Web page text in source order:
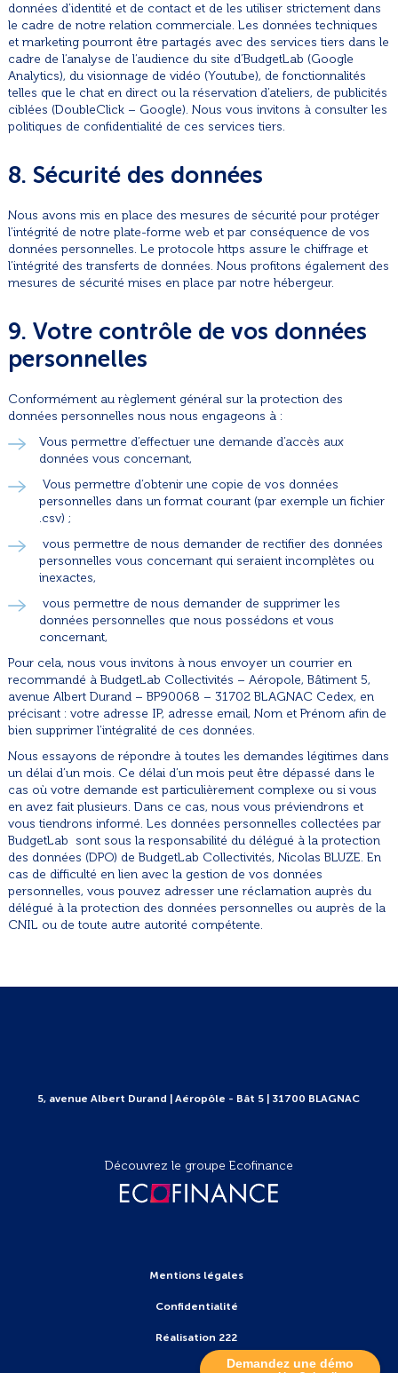
Demandez une démo
données d’identité et de contact et de les utiliser strictement dans
le cadre de notre relation commerciale. Les données techniques
et marketing pourront être partagés avec des services tiers dans le
cadre de l’analyse de l’audience du site d’BudgetLab (Google
Analytics), du visionnage de vidéo (Youtube), de fonctionnalités
telles que le chat en direct ou la réservation d’ateliers, de publicités
ciblées (DoubleClick – Google). Nous vous invitons à consulter les
politiques de confidentialité de ces services tiers.
8. Sécurité des données
Nous avons mis en place des mesures de sécurité pour protéger
l’intégrité de notre plate-forme web et par conséquence de vos
données personnelles. Le protocole https assure le chiffrage et
l’intégrité des transferts de données. Nous profitons également des
mesures de sécurité mises en place par notre hébergeur.
9. Votre contrôle de vos données
personnelles
Conformément au règlement général sur la protection des
données personnelles nous nous engageons à :
Vous permettre d’effectuer une demande d’accès aux
données vous concernant,
Vous permettre d’obtenir une copie de vos données
personnelles dans un format courant (par exemple un fichier
.csv) ;
vous permettre de nous demander de rectifier des données
personnelles vous concernant qui seraient incomplètes ou
inexactes,
vous permettre de nous demander de supprimer les
données personnelles que nous possédons et vous
concernant,
Pour cela, nous vous invitons à nous envoyer un courrier en
recommandé à BudgetLab Collectivités – Aéropole, Bâtiment 5,
avenue Albert Durand – BP90068 – 31702 BLAGNAC Cedex, en
précisant : votre adresse IP, adresse email, Nom et Prénom afin de
bien supprimer l’intégralité de ces données.
Nous essayons de répondre à toutes les demandes légitimes dans
un délai d’un mois. Ce délai d’un mois peut être dépassé dans le
cas où votre demande est particulièrement complexe ou si vous
en avez fait plusieurs. Dans ce cas, nous vous préviendrons et
vous tiendrons informé. Les données personnelles collectées par
BudgetLab sont sous la responsabilité du délégué à la protection
des données (DPO) de BudgetLab Collectivités, Nicolas BLUZE. En
cas de difficulté en lien avec la gestion de vos données
personnelles, vous pouvez adresser une réclamation auprès du
délégué à la protection des données personnelles ou auprès de la
CNIL ou de toute autre autorité compétente.
5, avenue Albert Durand | Aéropôle - Bât 5 | 31700 BLAGNAC
Découvrez le groupe Ecofinance
Mentions légales
Confidentialité
Réalisation 222